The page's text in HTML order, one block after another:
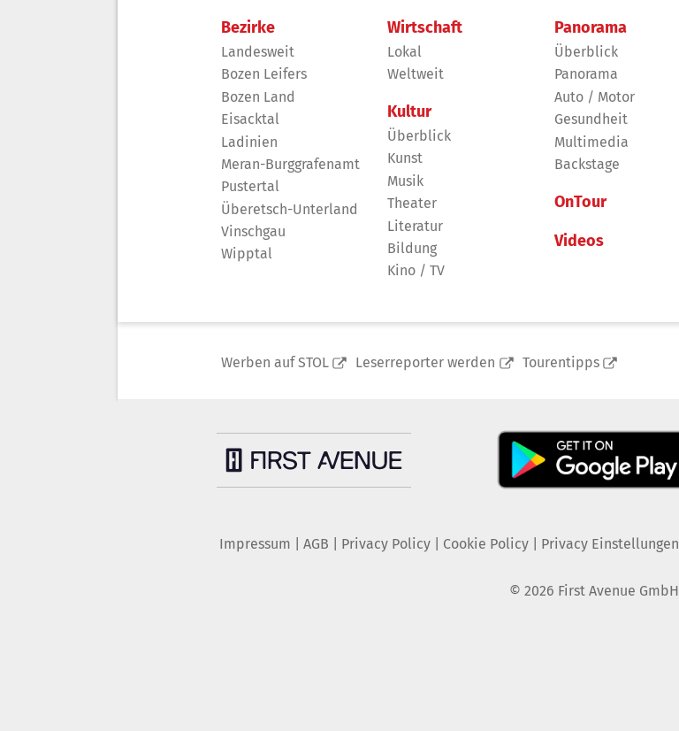
Bezirke
Landesweit
Bozen Leifers
Bozen Land
Eisacktal
Ladinien
Meran-Burggrafenamt
Pustertal
Überetsch-Unterland
Vinschgau
Wipptal
Wirtschaft
Lokal
Weltweit
Kultur
Überblick
Kunst
Musik
Theater
Literatur
Bildung
Kino / TV
Panorama
Überblick
Panorama
Auto / Motor
Gesundheit
Multimedia
Backstage
OnTour
Videos
Werben auf STOL Leserreporter werden Tourentipps
Impressum AGB Privacy Policy| Cookie Policy| Privacy Einstellungen
© 2026 First Avenue GmbH